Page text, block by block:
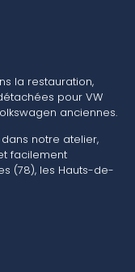
la restauration,
pour VW
anciennes.
notre atelier,
facilement
(78), les Hauts-de-